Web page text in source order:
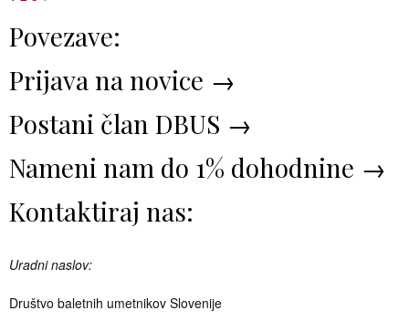
Povezave:
Prijava na novice →
Postani član DBUS →
Nameni nam do 1% dohodnine →
Kontaktiraj nas:
Uradni naslov:
Društvo baletnih umetnikov Slovenije